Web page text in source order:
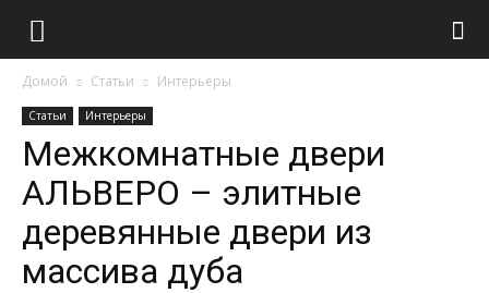
Домой Статьи Интерьеры
Статьи Интерьеры
Межкомнатные двери
АЛЬВЕРО – элитные
деревянные двери из
массива дуба